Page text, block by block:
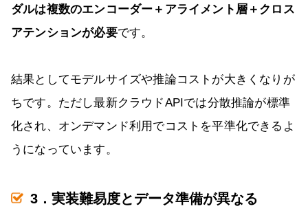
ダルは複数のエンコーダー＋アライメント層＋クロス
アテンションが必要です。
結果としてモデルサイズや推論コストが大きくなりが
ちです。ただし最新クラウドAPIでは分散推論が標準
化され、オンデマンド利用でコストを平準化できるよ
うになっています。
3．実装難易度とデータ準備が異なる